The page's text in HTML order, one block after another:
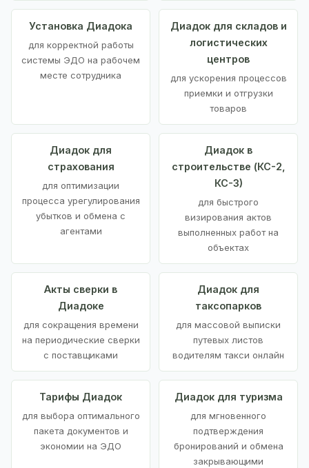
Установка Диадока
для корректной работы
системы ЭДО на рабочем
месте сотрудника
Диадок для складов и
логистических
центров
для ускорения процессов
приемки и отгрузки
товаров
Диадок для
страхования
для оптимизации
процесса урегулирования
убытков и обмена с
агентами
Диадок в
строительстве (КС-2,
КС-3)
для быстрого
визирования актов
выполненных работ на
объектах
Акты сверки в
Диадоке
для сокращения времени
на периодические сверки
с поставщиками
Диадок для
таксопарков
для массовой выписки
путевых листов
водителям такси онлайн
Тарифы Диадок
для выбора оптимального
пакета документов и
экономии на ЭДО
Диадок для туризма
для мгновенного
подтверждения
бронирований и обмена
закрывающими